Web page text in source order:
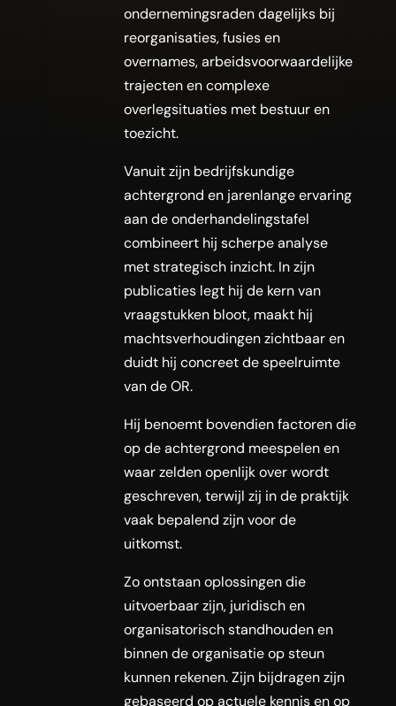
ondernemingsraden dagelijks bij
reorganisaties, fusies en
overnames, arbeidsvoorwaardelijke
trajecten en complexe
overlegsituaties met bestuur en
toezicht.
Vanuit zijn bedrijfskundige
achtergrond en jarenlange ervaring
aan de onderhandelingstafel
combineert hij scherpe analyse
met strategisch inzicht. In zijn
publicaties legt hij de kern van
vraagstukken bloot, maakt hij
machtsverhoudingen zichtbaar en
duidt hij concreet de speelruimte
van de OR.
Hij benoemt bovendien factoren die
op de achtergrond meespelen en
waar zelden openlijk over wordt
geschreven, terwijl zij in de praktijk
vaak bepalend zijn voor de
uitkomst.
Zo ontstaan oplossingen die
uitvoerbaar zijn, juridisch en
organisatorisch standhouden en
binnen de organisatie op steun
kunnen rekenen. Zijn bijdragen zijn
gebaseerd op actuele kennis en op